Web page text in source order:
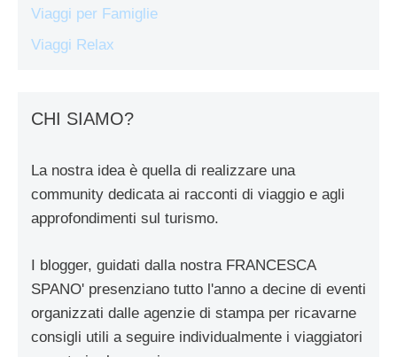
Viaggi per Famiglie
Viaggi Relax
CHI SIAMO?
La nostra idea è quella di realizzare una
community dedicata ai racconti di viaggio e agli
approfondimenti sul turismo.
I blogger, guidati dalla nostra FRANCESCA
SPANO' presenziano tutto l'anno a decine di eventi
organizzati dalle agenzie di stampa per ricavarne
consigli utili a seguire individualmente i viaggiatori